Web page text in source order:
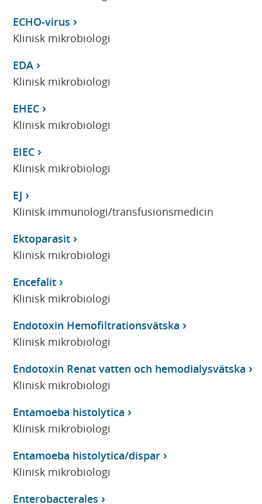
ECHO-virus
Klinisk mikrobiologi
EDA
Klinisk mikrobiologi
EHEC
Klinisk mikrobiologi
EIEC
Klinisk mikrobiologi
EJ
Klinisk immunologi/transfusionsmedicin
Ektoparasit
Klinisk mikrobiologi
Encefalit
Klinisk mikrobiologi
Endotoxin Hemofiltrationsvätska
Klinisk mikrobiologi
Endotoxin Renat vatten och hemodialysvätska
Klinisk mikrobiologi
Entamoeba histolytica
Klinisk mikrobiologi
Entamoeba histolytica/dispar
Klinisk mikrobiologi
Enterobacterales